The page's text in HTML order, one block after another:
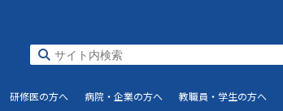
研修医の方へ 病院・企業の方へ 教職員・学生の方へ